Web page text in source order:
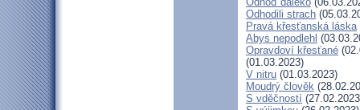
Odhodili strach
Pravá křesťanská láska
Abys nepodlehl
Opravdoví křesťané
(01.03.2023)
V nitru (01.03.2023)
Moudrý člověk
S vděčností